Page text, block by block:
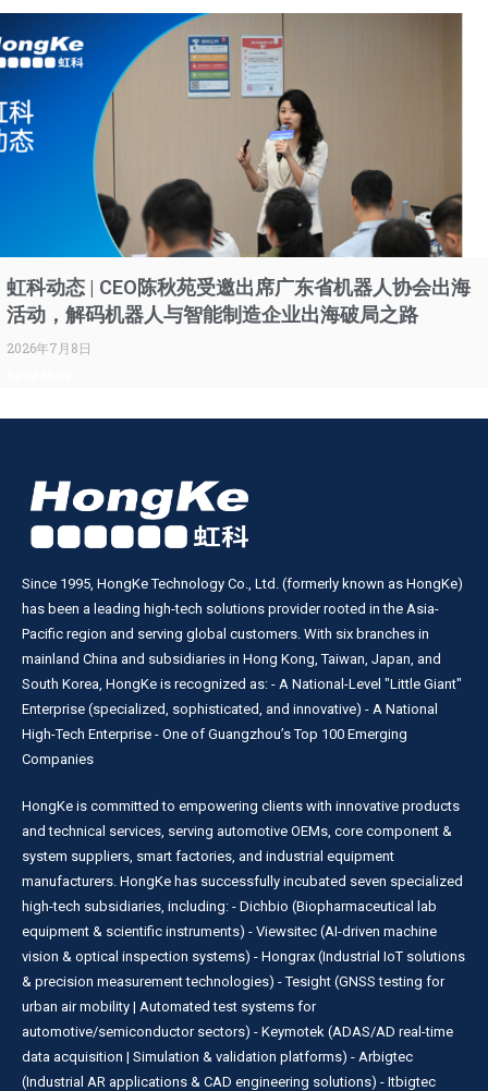
虹科动态 | CEO陈秋苑受邀出席广东省机器人协会出海
活动，解码机器人与智能制造企业出海破局之路
2026年7月8日
Since 1995, HongKe Technology Co., Ltd. (formerly known as HongKe)
has been a leading high-tech solutions provider rooted in the Asia-
Pacific region and serving global customers. With six branches in
mainland China and subsidiaries in Hong Kong, Taiwan, Japan, and
South Korea, HongKe is recognized as: - A National-Level "Little Giant"
Enterprise (specialized, sophisticated, and innovative) - A National
High-Tech Enterprise - One of Guangzhou’s Top 100 Emerging
Companies
HongKe is committed to empowering clients with innovative products
and technical services, serving automotive OEMs, core component &
system suppliers, smart factories, and industrial equipment
manufacturers. HongKe has successfully incubated seven specialized
high-tech subsidiaries, including: - Dichbio (Biopharmaceutical lab
equipment & scientific instruments) - Viewsitec (AI-driven machine
vision & optical inspection systems) - Hongrax (Industrial IoT solutions
& precision measurement technologies) - Tesight (GNSS testing for
urban air mobility | Automated test systems for
automotive/semiconductor sectors) - Keymotek (ADAS/AD real-time
data acquisition | Simulation & validation platforms) - Arbigtec
(Industrial AR applications & CAD engineering solutions) - Itbigtec